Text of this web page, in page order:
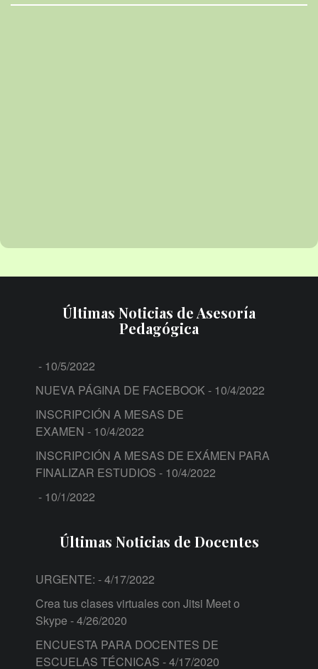
Últimas Noticias de Asesoría
Pedagógica
- 10/5/2022
NUEVA PÁGINA DE FACEBOOK - 10/4/2022
INSCRIPCIÓN A MESAS DE
EXAMEN - 10/4/2022
INSCRIPCIÓN A MESAS DE EXÁMEN PARA
FINALIZAR ESTUDIOS - 10/4/2022
- 10/1/2022
Últimas Noticias de Docentes
URGENTE: - 4/17/2022
Crea tus clases virtuales con Jitsi Meet o
Skype - 4/26/2020
ENCUESTA PARA DOCENTES DE
ESCUELAS TÉCNICAS - 4/17/2020